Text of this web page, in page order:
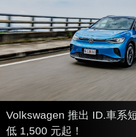
Volkswagen 推出 ID.車系
低 1,500 元起！